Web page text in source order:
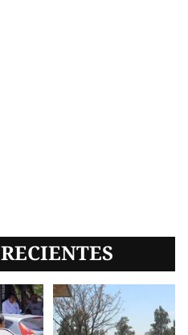
RECIENTES